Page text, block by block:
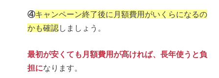
④キャンペーン終了後に月額費用がいくらになるの
かも確認しましょう 。
最初が安くても月額費用が髙ければ、長年使うと負
担になります。